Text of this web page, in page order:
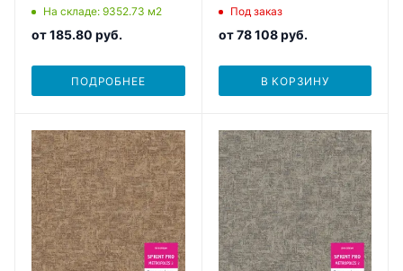
На складе: 9352.73 м2
от185.80 руб.
ПОДРОБНЕЕ
Под заказ
от78 108 руб.
В КОРЗИНУ